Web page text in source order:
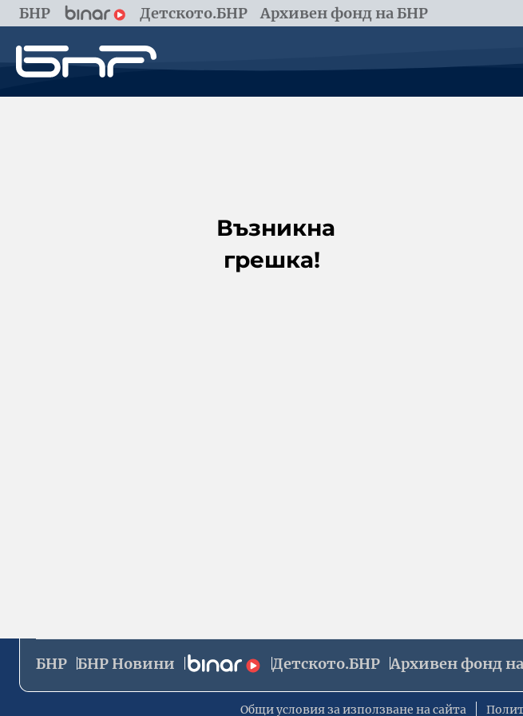
БНР Детското.БНР Архивен фонд на БНР
Възникна
грешка!
БНР БНР Новини Детското.БНР Архивен фонд
Общи условия за използване на сайта